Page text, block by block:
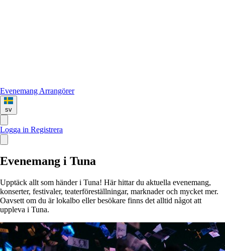
Evenemang Arrangörer
sv
Logga in Registrera
Evenemang i Tuna
Upptäck allt som händer i Tuna! Här hittar du aktuella evenemang,
konserter, festivaler, teaterföreställningar, marknader och mycket mer.
Oavsett om du är lokalbo eller besökare finns det alltid något att
uppleva i Tuna.